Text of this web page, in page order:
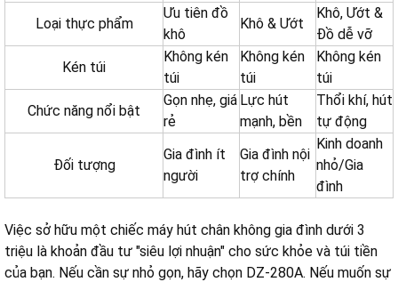
Loại thực phẩm
Ưu tiên đồ
khô
Khô & Ướt
Khô, Ướt &
Đồ dễ vỡ
Kén túi
Không kén
túi
Không kén
túi
Không kén
túi
Chức năng nổi bật
Gọn nhẹ, giá
rẻ
Lực hút
mạnh, bền
Thổi khí, hút
tự động
Đối tượng
Gia đình ít
người
Gia đình nội
trợ chính
Kinh doanh
nhỏ/Gia
đình
Việc sở hữu một chiếc máy hút chân không gia đình dưới 3
triệu là khoản đầu tư "siêu lợi nhuận" cho sức khỏe và túi tiền
của bạn. Nếu cần sự nhỏ gọn, hãy chọn DZ-280A. Nếu muốn sự